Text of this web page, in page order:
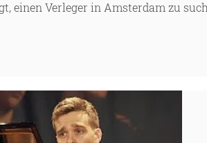
einen Verleger in Amsterdam zu